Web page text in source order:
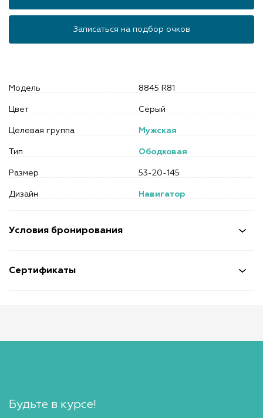
Условия бронирования
Сертификаты
Записаться на подбор очков
Модель 8845 R81
Цвет Серый
Целевая группа Мужская
Тип Ободковая
Размер 53-20-145
Дизайн Навигатор
Будьте в курсе!